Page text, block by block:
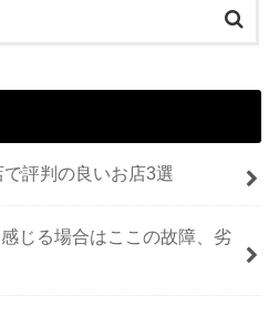
評判の良いお店3選
じる場合はここの故障、劣